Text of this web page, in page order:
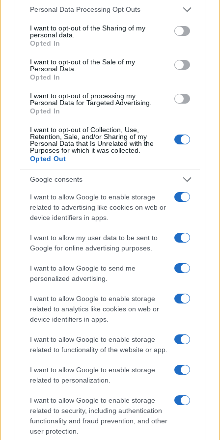
Please note that this website/app uses one or more Google
not limited to your visit or usage behaviour. You may click to
grant or deny consent to Google and its third-party tags to
use your data for below specified purposes in below Google
consent section.
Personal Data Processing Opt Outs
I want to opt-out of the Sharing of my
personal data.
Opted In
I want to opt-out of the Sale of my
Personal Data.
Opted In
I want to opt-out of processing my
Personal Data for Targeted Advertising.
Opted In
I want to opt-out of Collection, Use,
Retention, Sale, and/or Sharing of my
Personal Data that Is Unrelated with the
Purposes for which it was collected.
Opted Out
Google consents
I want to allow Google to enable storage
related to advertising like cookies on web or
device identifiers in apps.
I want to allow my user data to be sent to
Google for online advertising purposes.
I want to allow Google to send me
personalized advertising.
I want to allow Google to enable storage
related to analytics like cookies on web or
device identifiers in apps.
I want to allow Google to enable storage
related to functionality of the website or app.
I want to allow Google to enable storage
related to personalization.
I want to allow Google to enable storage
related to security, including authentication
functionality and fraud prevention, and other
user protection.
Η ΣΤΗΛΗ ΜΑΣ